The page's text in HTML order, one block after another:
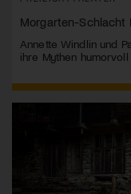
Morgarten-Schlacht
Annette Windlin und
ihre Mythen